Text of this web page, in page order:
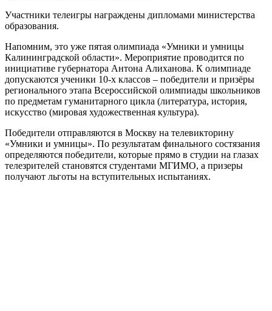
Участники телеигры награждены дипломами министерства
образования.
Напомним, это уже пятая олимпиада «Умники и умницы
Калининградской области». Мероприятие проводится по
инициативе губернатора Антона Алиханова. К олимпиаде
допускаются ученики 10-х классов – победители и призёры
регионального этапа Всероссийской олимпиады школьников
по предметам гуманитарного цикла (литература, история,
искусство (мировая художественная культура).
Победители отправляются в Москву на телевикторину
«Умники и умницы». По результатам финального состязания
определяются победители, которые прямо в студии на глазах
телезрителей становятся студентами МГИМО, а призеры
получают льготы на вступительных испытаниях.